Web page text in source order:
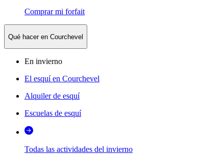
Comprar mi forfait
Qué hacer en Courchevel
En invierno
El esquí en Courchevel
Alquiler de esquí
Escuelas de esquí
Todas las actividades del invierno